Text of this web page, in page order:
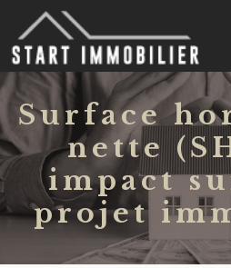
Surface
nette
impact
projet